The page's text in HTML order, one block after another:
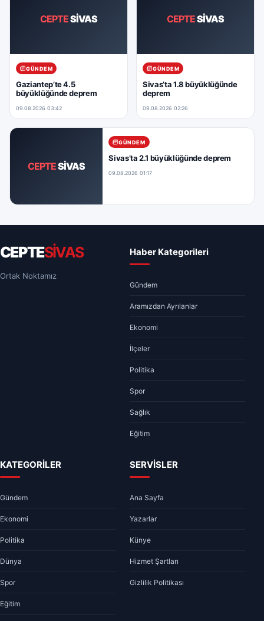
CEPTESİVAS
GÜNDEM
Gaziantep’te 4.5
büyüklüğünde deprem
09.08.2026 03:42
CEPTESİVAS
GÜNDEM
Sivas’ta 1.8 büyüklüğünde
deprem
09.08.2026 02:26
CEPTESİVAS
GÜNDEM
Sivas’ta 2.1 büyüklüğünde deprem
09.08.2026 01:17
CEPTESİVAS
Ortak Noktamız
Haber Kategorileri
Gündem
Aramızdan Ayrılanlar
Ekonomi
İlçeler
Politika
Spor
Sağlık
Eğitim
KATEGORİLER
Gündem
Ekonomi
Politika
Dünya
Spor
Eğitim
SERVİSLER
Ana Sayfa
Yazarlar
Künye
Hizmet Şartları
Gizlilik Politikası